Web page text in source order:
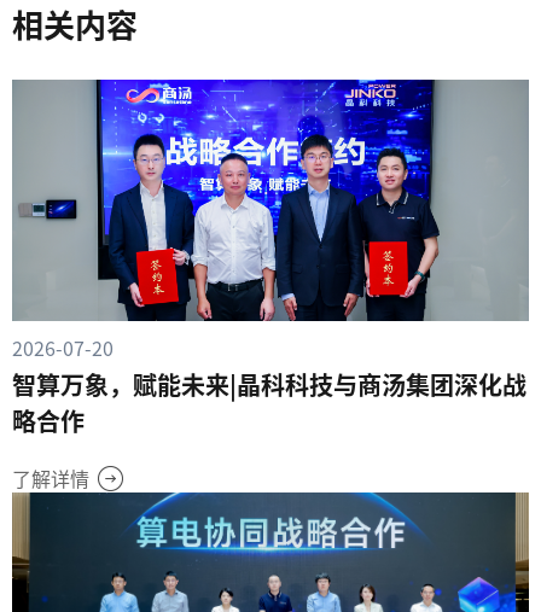
相关内容
2026-07-20
智算万象，赋能未来|晶科科技与商汤集团深化战
略合作
了解详情